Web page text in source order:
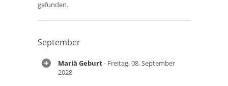
gefunden.
September
Mariä Geburt- Freitag, 08. September
2028